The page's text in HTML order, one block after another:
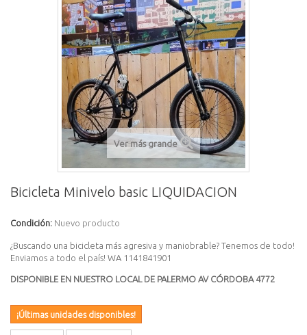
Ver más grande
Bicicleta Minivelo basic LIQUIDACION
Condición: Nuevo producto
¿Buscando una bicicleta más agresiva y maniobrable? Tenemos de todo!
Enviamos a todo el país! WA 1141841901
DISPONIBLE EN NUESTRO LOCAL DE PALERMO AV CÓRDOBA 4772
¡Últimas unidades disponibles!